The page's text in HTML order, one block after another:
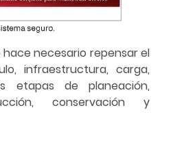
necesario repensar el
infraestructura, carga,
etapas de planeación,
conservación y